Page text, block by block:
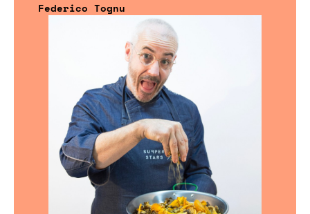
Federico Tognu